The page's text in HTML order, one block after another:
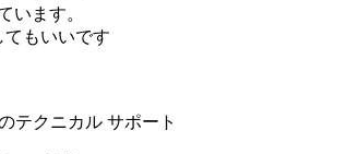
います。
もいいです
テクニカル サポート